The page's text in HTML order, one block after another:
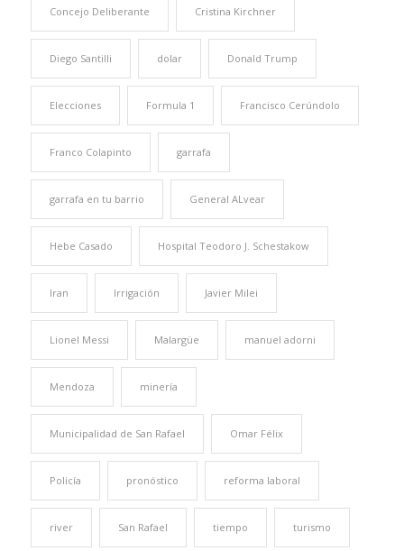
Concejo Deliberante Cristina Kirchner
Diego Santilli dolar Donald Trump
Elecciones Formula 1 Francisco Cerúndolo
Franco Colapinto garrafa
garrafa en tu barrio General ALvear
Hebe Casado Hospital Teodoro J. Schestakow
Iran Irrigación Javier Milei
Lionel Messi Malargüe manuel adorni
Mendoza minería
Municipalidad de San Rafael Omar Félix
Policía pronóstico reforma laboral
river San Rafael tiempo turismo